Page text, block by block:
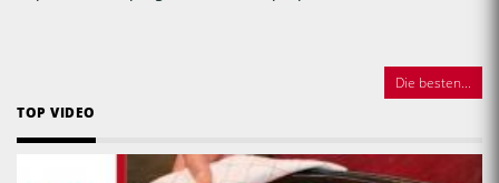
Die besten...
TOP VIDEO